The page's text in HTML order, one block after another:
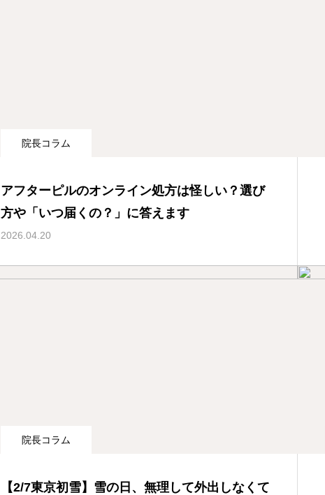
院長コラム
アフターピルのオンライン処方は怪しい？選び
方や「いつ届くの？」に答えます
2026.04.20
院長コラム
【2/7東京初雪】雪の日、無理して外出しなくて